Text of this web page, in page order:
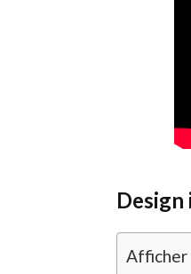
Afficher